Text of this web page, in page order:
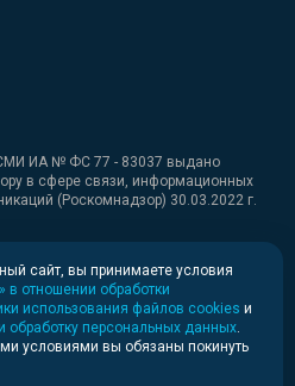
СМИ ИА № ФС 77 - 83037 выдано
в сфере связи, информационных
(Роскомнадзор) 30.03.2022 г.
сайт, вы принимаете условия
отношении обработки
использования файлов cookies и
обработку персональных данных
условиями вы обязаны покинуть